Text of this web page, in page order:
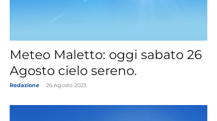
Meteo Maletto: oggi sabato 26
Agosto cielo sereno.
Redazione 26 Agosto 2023